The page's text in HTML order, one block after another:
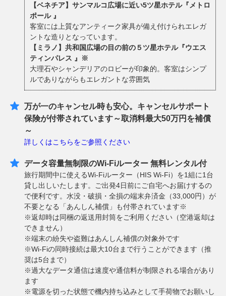
【ベネチア】サンマルコ広場に近い5ツ星ホテル『メトロ
ポール 』
客室には上質なアンティーク家具が備え付けられエレガ
ントな造りとなっています。
【ミラノ】共和国広場の目の前の５ツ星ホテル『ウエス
ティンパレス 』※
大理石やシャンデリアのロビーが印象的。客室はシンプ
ルでありながらもエレガントな雰囲気
万が一のキャンセル時も安心。キャンセルサポート
保険が付帯されています～取消料最大50万円を補償
～
詳しくはこちらをご参照ください
データ容量無制限のWi-Fiルーター 無料レンタル付
旅行期間中に使えるWi-Fiルーター（HIS Wi-Fi）を1組に1台
貸し出しいたします。ご出発4日前にご自宅へお届けするの
で便利です。水没・破損・全損の端末弁済金（33,000円）が
不要となる「あんしん補償」も付帯されています※
※返却時は同梱の返送用封筒をご利用ください（空港返却は
できません）
※端末の紛失や盗難はあんしん補償の対象外です
※Wi-Fiの同時接続は最大10台まで行うことができます（推
奨は5台まで）
※過大なデータ通信は速度や通信料が制限される場合があり
ます
※電源を切った状態で機内持ち込みとして手荷物でお願いし